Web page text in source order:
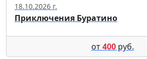
18.10.2026 г.
Приключения Буратино
от400руб.